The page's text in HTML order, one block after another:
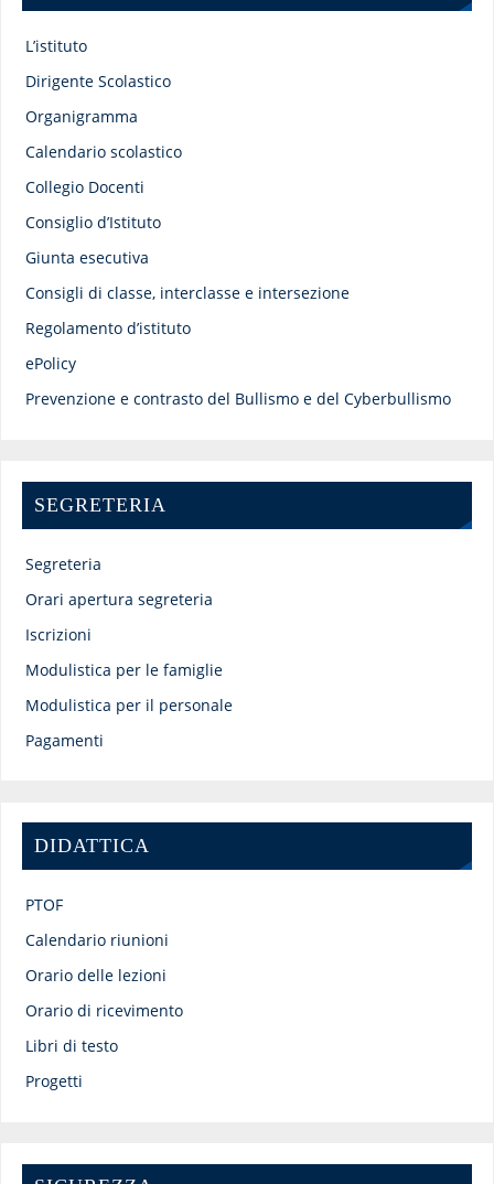
L’istituto
Dirigente Scolastico
Organigramma
Calendario scolastico
Collegio Docenti
Consiglio d’Istituto
Giunta esecutiva
Consigli di classe, interclasse e intersezione
Regolamento d’istituto
ePolicy
Prevenzione e contrasto del Bullismo e del Cyberbullismo
SEGRETERIA
Segreteria
Orari apertura segreteria
Iscrizioni
Modulistica per le famiglie
Modulistica per il personale
Pagamenti
DIDATTICA
PTOF
Calendario riunioni
Orario delle lezioni
Orario di ricevimento
Libri di testo
Progetti